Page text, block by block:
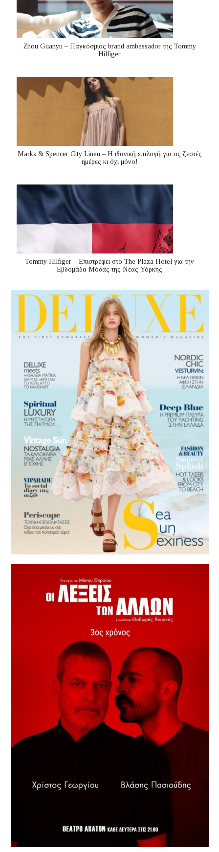
Zhou Guanyu – Παγκόσμιος brand ambassador της Tommy
Hilfiger
Marks & Spencer City Linen – Η ιδανική επιλογή για τις ζεστές
ημέρες κι όχι μόνο!
Tommy Hilfiger – Επιστρέφει στο The Plaza Hotel για την
Εβδομάδα Μόδας της Νέας Υόρκης